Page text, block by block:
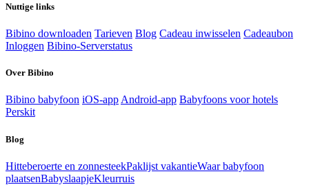
Nuttige links
Bibino downloaden Tarieven Blog Cadeau inwisselen Cadeaubon
Inloggen Bibino-Serverstatus
Over Bibino
Bibino babyfoon iOS-appAndroid-app Babyfoons voor hotels
Perskit
Blog
Hitteberoerte en zonnesteekPaklijst vakantieWaar babyfoon
plaatsenBabyslaapjeKleurruis